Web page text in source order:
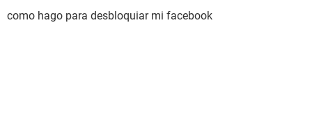
como hago para desbloquiar mi facebook